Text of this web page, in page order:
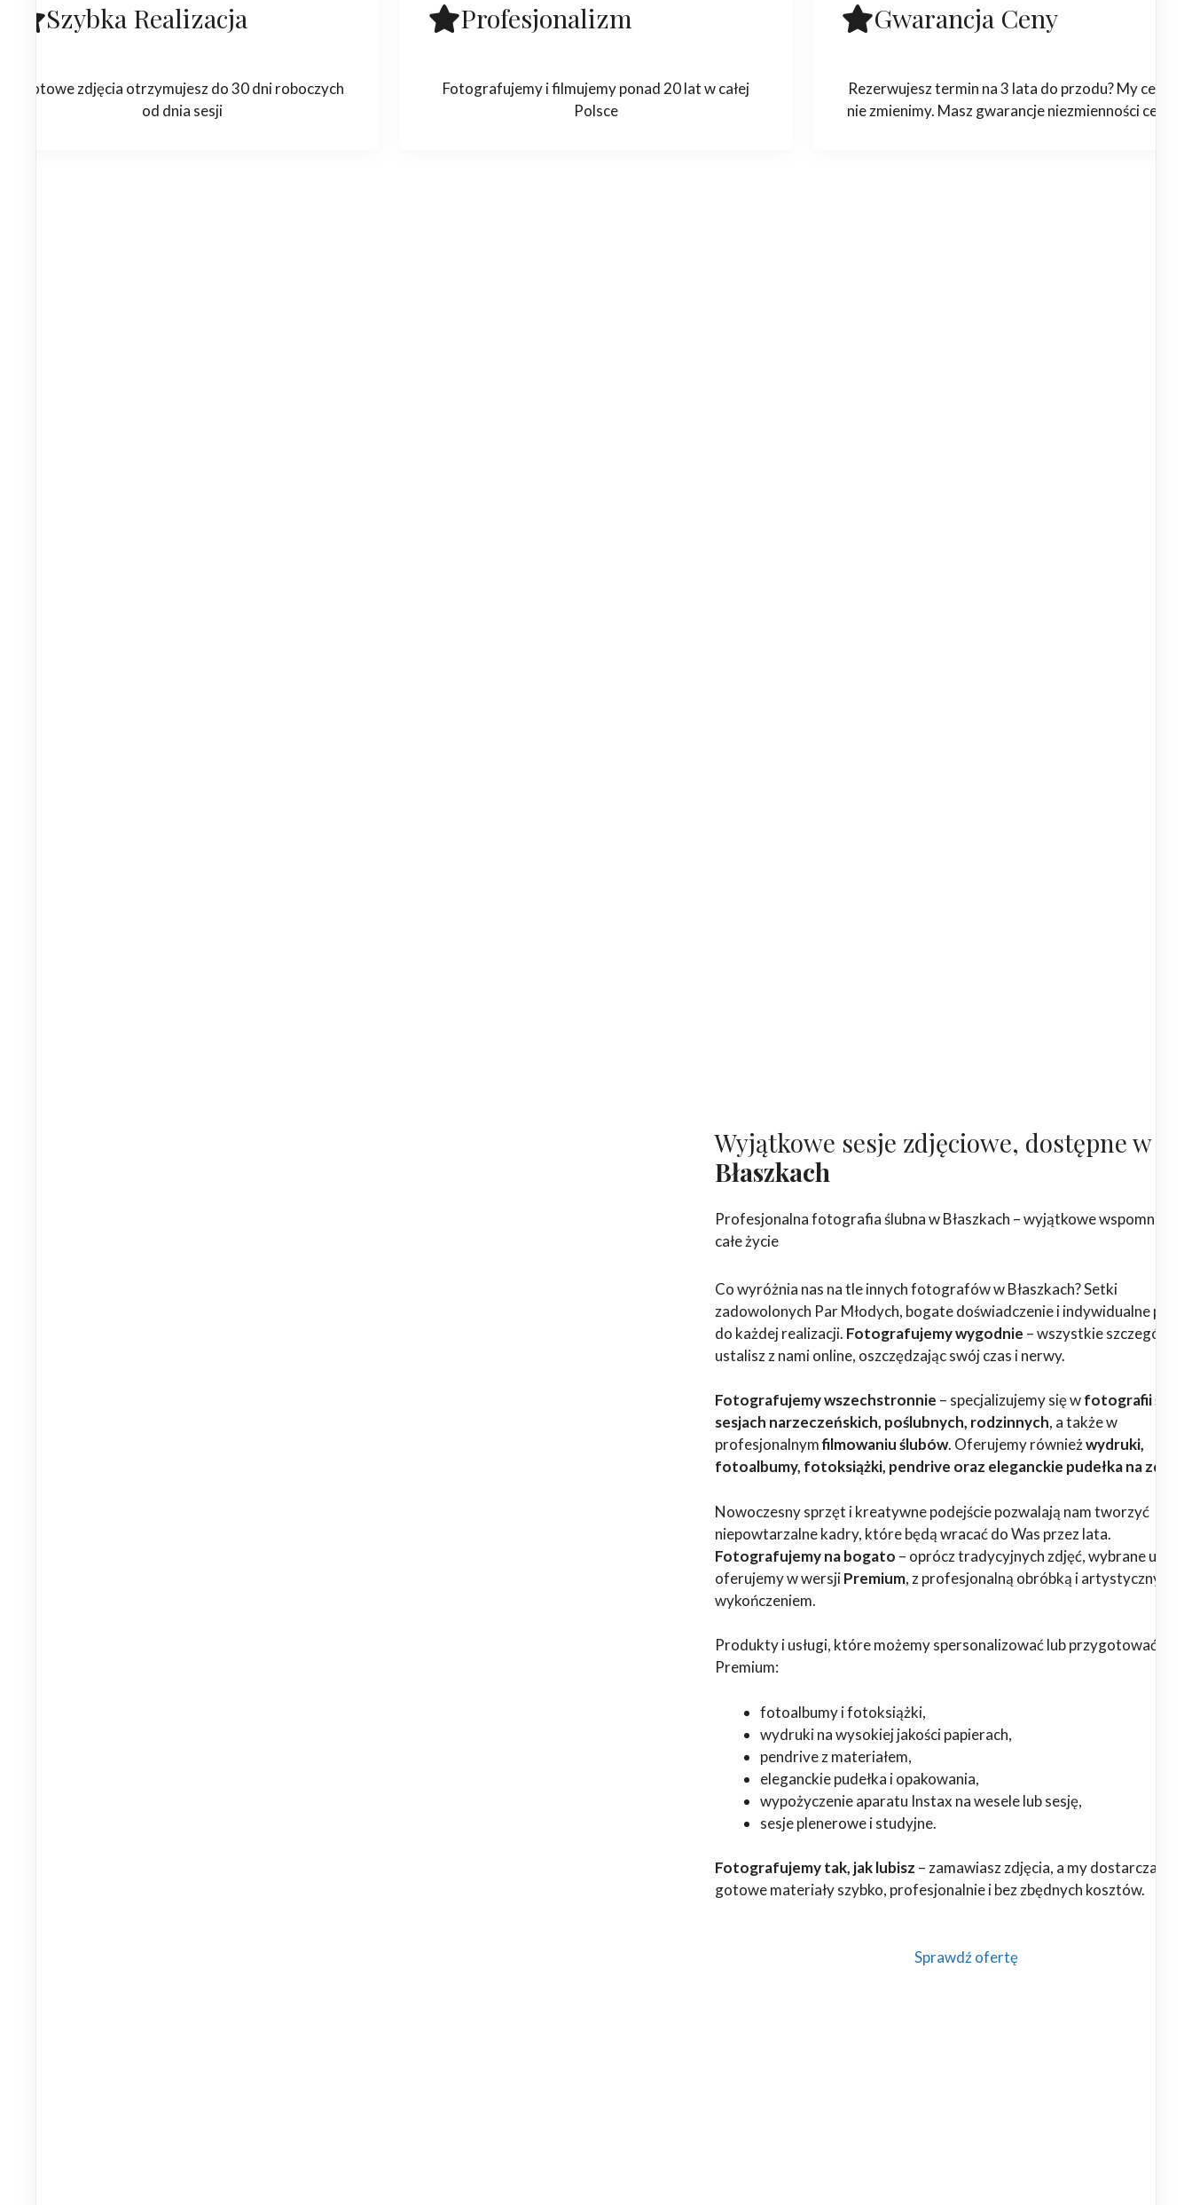
Szybka Realizacja
Gotowe zdjęcia otrzymujesz do 30 dni roboczych
od dnia sesji
Profesjonalizm
Fotografujemy i filmujemy ponad 20 lat w całej
Polsce
Gwarancja Ceny
Rezerwujesz termin na 3 lata do przodu? My ceny
nie zmienimy. Masz gwarancje niezmienności ceny
Wyjątkowe sesje zdjęciowe, dostępne w
Błaszkach
Profesjonalna fotografia ślubna w Błaszkach – wyjątkowe wspomnienia
całe życie
Co wyróżnia nas na tle innych fotografów w Błaszkach? Setki
zadowolonych Par Młodych, bogate doświadczenie i indywidualne
do każdej realizacji. Fotografujemy wygodnie – wszystkie szczegóły
ustalisz z nami online, oszczędzając swój czas i nerwy.
Fotografujemy wszechstronnie – specjalizujemy się wfotografii
sesjach narzeczeńskich, poślubnych, rodzinnych, a także w
profesjonalnymfilmowaniu ślubów. Oferujemy równieżwydruki,
fotoalbumy, fotoksiążki, pendrive oraz eleganckie pudełka na
Nowoczesny sprzęt i kreatywne podejście pozwalają nam tworzyć
niepowtarzalne kadry, które będą wracać do Was przez lata.
Fotografujemy na bogato – oprócz tradycyjnych zdjęć, wybrane usługi
oferujemy w wersjiPremium, z profesjonalną obróbką i artystycznym
wykończeniem.
Produkty i usługi, które możemy spersonalizować lub przygotować w
Premium:
fotoalbumy i fotoksiążki,
wydruki na wysokiej jakości papierach,
pendrive z materiałem,
eleganckie pudełka i opakowania,
wypożyczenie aparatu Instax na wesele lub sesję,
sesje plenerowe i studyjne.
Fotografujemy tak, jak lubisz – zamawiasz zdjęcia, a my dostarczamy
gotowe materiały szybko, profesjonalnie i bez zbędnych kosztów.
Sprawdź ofertę